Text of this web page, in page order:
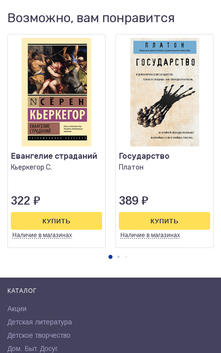
Возможно, вам понравится
Евангелие страданий
Кьеркегор С.
322 ₽
Наличие в магазинах
КУПИТЬ
Государство
Платон
389 ₽
Наличие в магазинах
КУПИТЬ
КАТАЛОГ
Акции
Детская литература
Детское творчество
Дом. Быт. Досуг.